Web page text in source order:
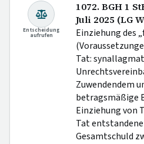
Entscheidung
aufrufen
1072. BGH 1
Juli 2025 (LG
Einziehung des
Tat:
Zuwendendem
betragsmäßige
Einziehung von
Tat
Gesamtschuld